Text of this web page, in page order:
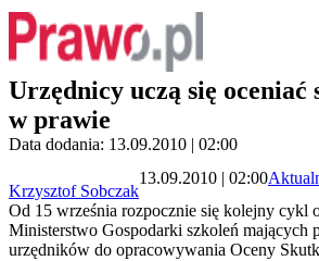
Urzędnicy uczą się
w prawie
Data dodania: 13.09.2010 | 02:00
Krzysztof Sobczak
13.09.2010 | 02:00
Od 15 września rozpocznie się kolejny cykl
Ministerstwo Gospodarki szkoleń mających
urzędników do opracowywania Oceny